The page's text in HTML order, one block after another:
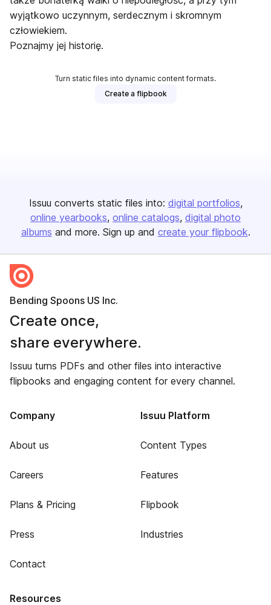
wyjątkowo uczynnym, serdecznym i skromnym
człowiekiem.
Poznajmy jej historię.
Turn static files into dynamic content formats.
Create a flipbook
Issuu converts static files into: digital portfolios
online yearbooks online catalogs digital photo
albums and more. Sign up and create your flipbook.
Bending Spoons US Inc.
Create once,
share everywhere.
Issuu turns PDFs and other files into interactive
flipbooks and engaging content for every channel.
Company
About us
Careers
Plans & Pricing
Press
Contact
Issuu Platform
Content Types
Features
Flipbook
Industries
Resources